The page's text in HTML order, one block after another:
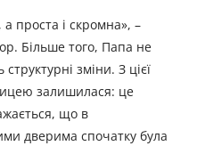
проста і скромна», –
Більше того, Папа не
зміни. З цієї
залишилася: це
що в
дверима спочатку була